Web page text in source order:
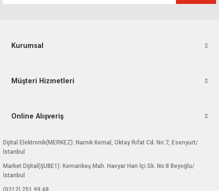
Kurumsal
Müşteri Hizmetleri
Online Alışveriş
Dijital Elektronik(MERKEZ): Namık Kemal, Oktay Rıfat Cd. No:7, Esenyurt/
İstanbul
Market Dijital(ŞUBE1): Kemankeş Mah. Havyar Han İçi Sk. No:8 Beyoğlu/
İstanbul
(0212) 251 99 48